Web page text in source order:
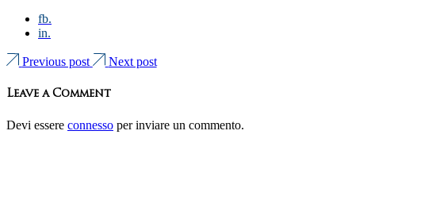
fb.
in.
Previous post Next post
Leave a Comment
Devi essere connesso per inviare un commento.